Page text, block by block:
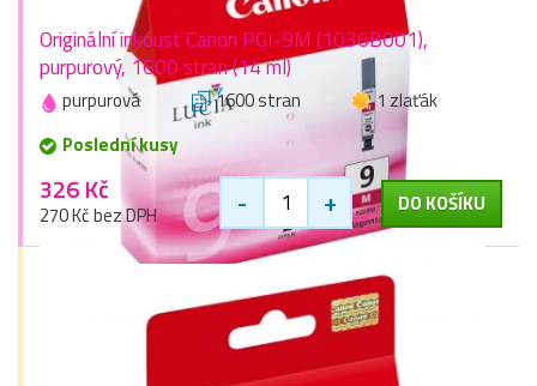
Originální inkoust Canon PGI-9M (1036B001),
purpurový, 1600 stran (14 ml)
purpurová 1600 stran
1 zlaťák
Poslední kusy
326 Kč
270 Kč bez DPH - + DO KOŠÍKU